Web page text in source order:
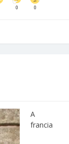
0 0
A
francia